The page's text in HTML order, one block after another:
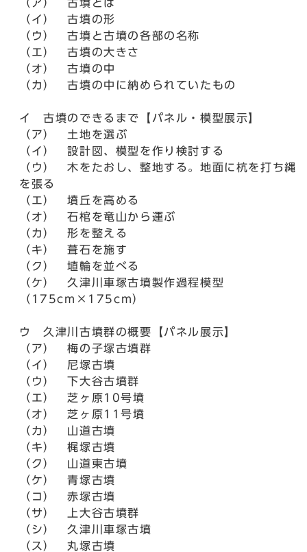
（ア） 古墳とは
（イ） 古墳の形
（ウ） 古墳と古墳の各部の名称
（エ） 古墳の大きさ
（オ） 古墳の中
（カ） 古墳の中に納められていたもの
イ 古墳のできるまで【パネル・模型展示】
（ア） 土地を選ぶ
（イ） 設計図、模型を作り検討する
（ウ） 木をたおし、整地する。地面に杭を打ち縄
を張る
（エ） 墳丘を高める
（オ） 石棺を竜山から運ぶ
（カ） 形を整える
（キ） 葺石を施す
（ク） 埴輪を並べる
（ケ） 久津川車塚古墳製作過程模型
（175cm×175cm）
ウ 久津川古墳群の概要【パネル展示】
（ア） 梅の子塚古墳群
（イ） 尼塚古墳
（ウ） 下大谷古墳群
（エ） 芝ヶ原10号墳
（オ） 芝ヶ原11号墳
（カ） 山道古墳
（キ） 梶塚古墳
（ク） 山道東古墳
（ケ） 青塚古墳
（コ） 赤塚古墳
（サ） 上大谷古墳群
（シ） 久津川車塚古墳
（ス） 丸塚古墳